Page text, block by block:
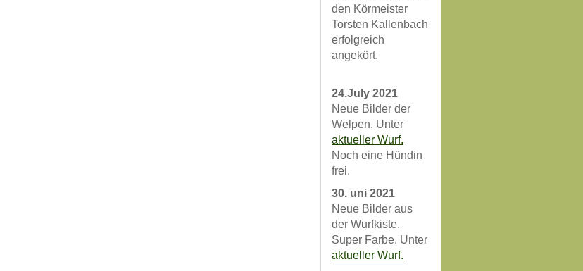
den Körmeister
Torsten Kallenbach
erfolgreich
angekört.
24.July 2021
Neue Bilder der
Welpen. Unter
aktueller Wurf.
Noch eine Hündin
frei.
30. uni 2021
Neue Bilder aus
der Wurfkiste.
Super Farbe. Unter
aktueller Wurf.